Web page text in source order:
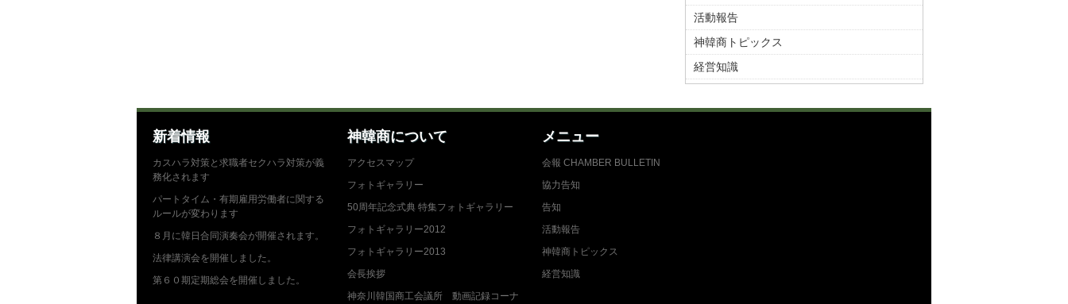
活動報告
神韓商トピックス
経営知識
新着情報
カスハラ対策と求職者セクハラ対策が義
務化されます
パートタイム・有期雇用労働者に関する
ルールが変わります
８月に韓日合同演奏会が開催されます。
法律講演会を開催しました。
第６０期定期総会を開催しました。
神韓商について
アクセスマップ
フォトギャラリー
50周年記念式典 特集フォトギャラリー
フォトギャラリー2012
フォトギャラリー2013
会長挨拶
神奈川韓国商工会議所 動画記録コーナ
メニュー
会報 CHAMBER BULLETIN
協力告知
告知
活動報告
神韓商トピックス
経営知識